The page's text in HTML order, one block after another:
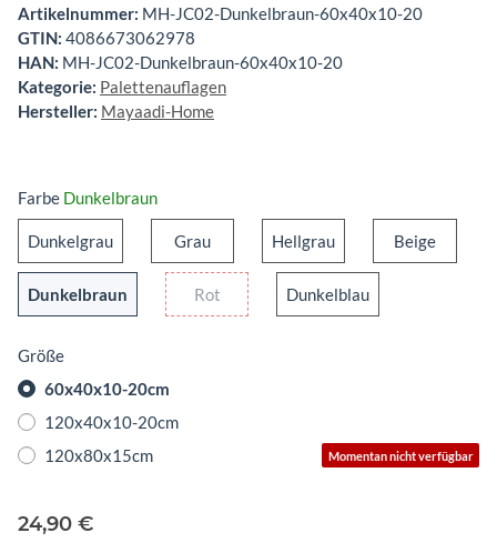
Artikelnummer: MH-JC02-Dunkelbraun-60x40x10-20
GTIN: 4086673062978
HAN: MH-JC02-Dunkelbraun-60x40x10-20
Kategorie: Palettenauflagen
Hersteller: Mayaadi-Home
Farbe Dunkelbraun
DunkelgrauDunkelgrau
GrauGrau HellgrauHellgrauBeigeBeige
Dunkelbraun Dunkelbraun
RotRot DunkelblauDunkelblau
Größe
60x40x10-20cm
120x40x10-20cm
120x80x15cm
Momentan nicht verfügbar
24,90 €